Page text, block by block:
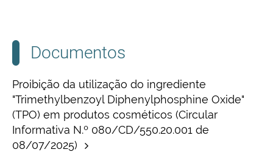
Documentos
Proibição da utilização do ingrediente
"Trimethylbenzoyl Diphenylphosphine Oxide"
(TPO) em produtos cosméticos (Circular
Informativa N.º 080/CD/550.20.001 de
08/07/2025)